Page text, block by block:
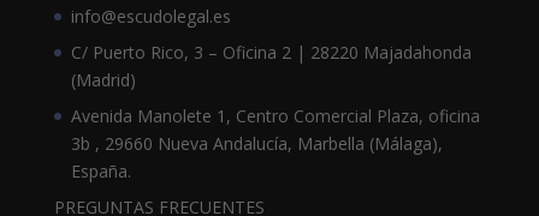
info@escudolegal.es
C/ Puerto Rico, 3 – Oficina 2 | 28220 Majadahonda
(Madrid)
Avenida Manolete 1, Centro Comercial Plaza, oficina
3b , 29660 Nueva Andalucía, Marbella (Málaga),
España.
PREGUNTAS FRECUENTES